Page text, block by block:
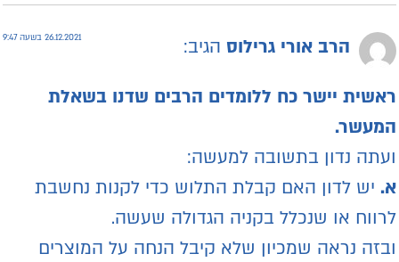
הרב אורי גרילוס הגיב: 26.12.2021 בשעה 9:47
יישר כח ללומדים הרבים שדנו בשאלת
נדון בתשובה למעשה:
יש לדון האם קבלת התלוש כדי לקנות נחשבת
או שנכלל בקניה הגדולה שעשה.
נראה שמכיון שלא קיבל הנחה על המוצרים